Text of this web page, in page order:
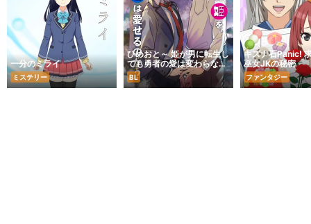
一分のミライ
ミステリー
ひめおと～ 姫が男に転生し
ても勇者の愛は変わらない
のか？～
BL
キズナ石Panic!
巫女JKの秘密
ファンタジー